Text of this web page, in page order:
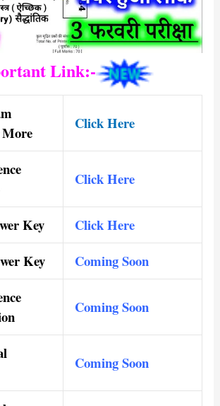
Link:-
Click Here
Click Here
Key
Click Here
Key
Coming Soon
Coming Soon
Coming Soon